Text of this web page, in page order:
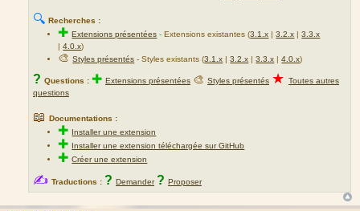
🔍 Recherches :
✚Extensions présentées -Extensions existantes (3.1.x |3.2.x |3.3.x
|4.0.x)
🎨Styles présentés - Styles existants (3.1.x |3.2.x |3.3.x |4.0.x)
? Questions : ✚ Extensions présentées 🎨 Styles présentés ★ Toutes autres
questions
📖 Documentations :
✚ Installer une extension
✚ Installer une extension téléchargée sur GitHub
✚Créer une extension
✍ Traductions : ? Demander ? Proposer